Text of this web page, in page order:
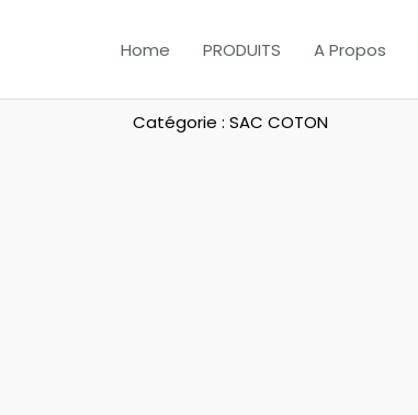
Home PRODUITS A Propos
Catégorie : SAC COTON